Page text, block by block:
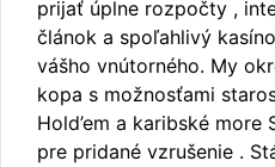
prijať úplne rozpočty ,
článok a spoľahlivý
vášho vnútorného. My
kopa s možnosťami
Hold’em a karibské more
pre pridané vzrušenie .